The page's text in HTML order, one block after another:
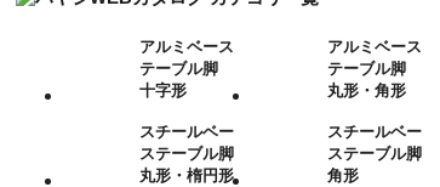
アルミベース
テーブル脚
十字形
アルミベース
テーブル脚
丸形・角形
スチールベー
ステーブル脚
丸形・楕円形
スチールベー
ステーブル脚
角形